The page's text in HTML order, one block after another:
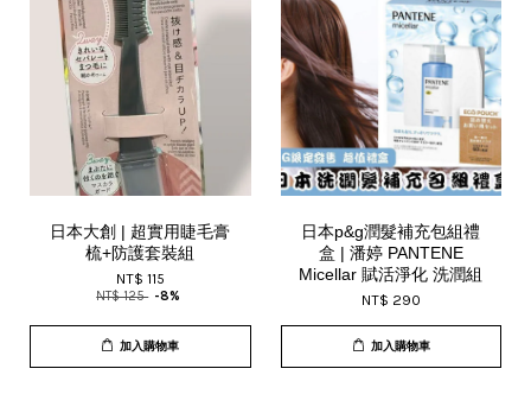
日本大創 | 超實用睫毛膏
梳+防護套裝組
NT$ 115
NT$ 125 -8%
加入購物車
日本p&g潤髮補充包組禮
盒 | 潘婷 PANTENE
Micellar 賦活淨化 洗潤組
NT$ 290
加入購物車